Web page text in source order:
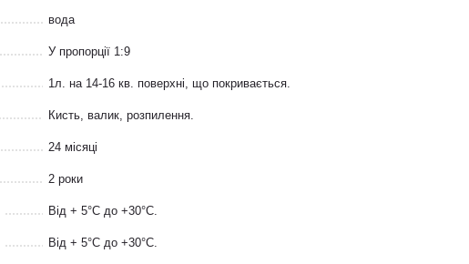
вода
У пропорції 1:9
1л. на 14-16 кв. поверхні, що покривається.
Кисть, валик, розпилення.
24 місяці
2 роки
Від + 5°С до +30°С.
Від + 5°С до +30°С.